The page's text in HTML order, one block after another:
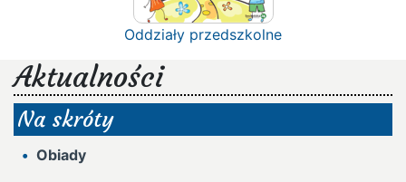
Oddziały przedszkolne
Aktualności
Na skróty
Obiady